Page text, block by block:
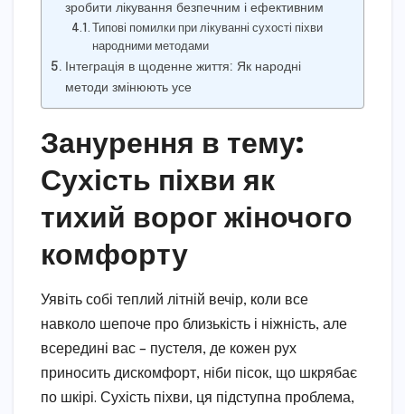
зробити лікування безпечним і ефективним
Типові помилки при лікуванні сухості піхви
народними методами
Інтеграція в щоденне життя: Як народні
методи змінюють усе
Занурення в тему:
Сухість піхви як
тихий ворог жіночого
комфорту
Уявіть собі теплий літній вечір, коли все
навколо шепоче про близькість і ніжність, але
всередині вас – пустеля, де кожен рух
приносить дискомфорт, ніби пісок, що шкрябає
по шкірі. Сухість піхви, ця підступна проблема,